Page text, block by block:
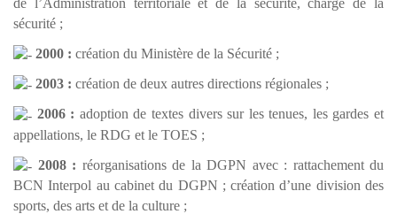
sécurité ;
2000 : création du Ministère de la Sécurité ;
2003 : création de deux autres directions régionales ;
2006 : adoption de textes divers sur les tenues, les gardes et
appellations, le RDG et le TOES ;
2008 : réorganisations de la DGPN avec : rattachement du
BCN Interpol au cabinet du DGPN ; création d’une division des
sports, des arts et de la culture ;